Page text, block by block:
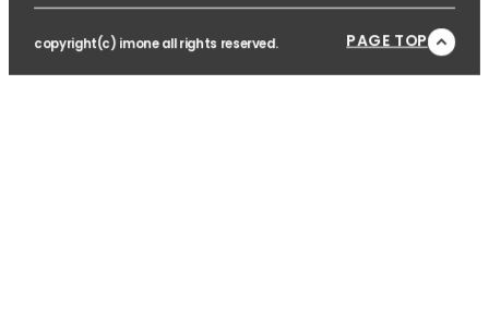
copyright(c) imone all rights reserved. PAGE TOP